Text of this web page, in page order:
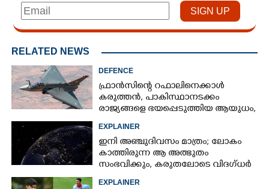
RELATED NEWS
DEFENCE
ഫ്രാൻസിന്റെ റഫാലിനെക്കാൾ
കരുത്തൻ,​ പാകിസ്ഥാനടക്കം
രാജ്യങ്ങളെ ഭയപ്പെടുത്തിയ ആയുധം,​
ഇന്ത്യ നിർമ്മിച്ച എണ്ണം 100ലേക്ക്
EXPLAINER
ഇനി അഞ്ചുദിവസം മാത്രം; ലോകം
കാത്തിരുന്ന ആ അത്ഭുതം
സംഭവിക്കും, കരുതലോടെ വിദഗ്ധർ
EXPLAINER